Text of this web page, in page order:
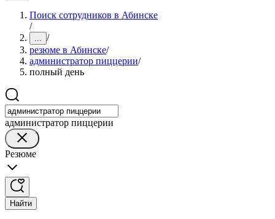
Поиск сотрудников в Абинске
/
... /
резюме в Абинске/
администратор пиццерии/
полный день
администратор пиццерии
Резюме
Найти